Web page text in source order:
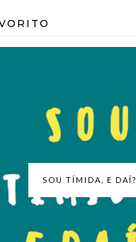
SOU TÍMIDA, E DAÍ?